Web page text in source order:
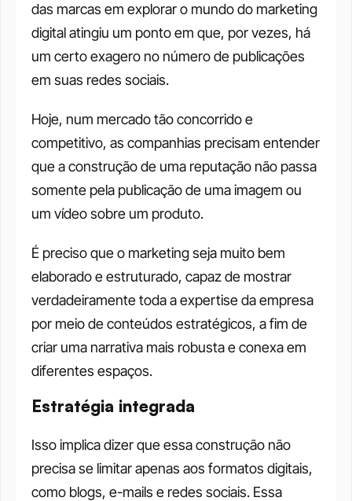
das marcas em explorar o mundo do marketing
digital atingiu um ponto em que, por vezes, há
um certo exagero no número de publicações
em suas redes sociais.
Hoje, num mercado tão concorrido e
competitivo, as companhias precisam entender
que a construção de uma reputação não passa
somente pela publicação de uma imagem ou
um vídeo sobre um produto.
É preciso que o marketing seja muito bem
elaborado e estruturado, capaz de mostrar
verdadeiramente toda a expertise da empresa
por meio de conteúdos estratégicos, a fim de
criar uma narrativa mais robusta e conexa em
diferentes espaços.
Estratégia integrada
Isso implica dizer que essa construção não
precisa se limitar apenas aos formatos digitais,
como blogs, e-mails e redes sociais. Essa